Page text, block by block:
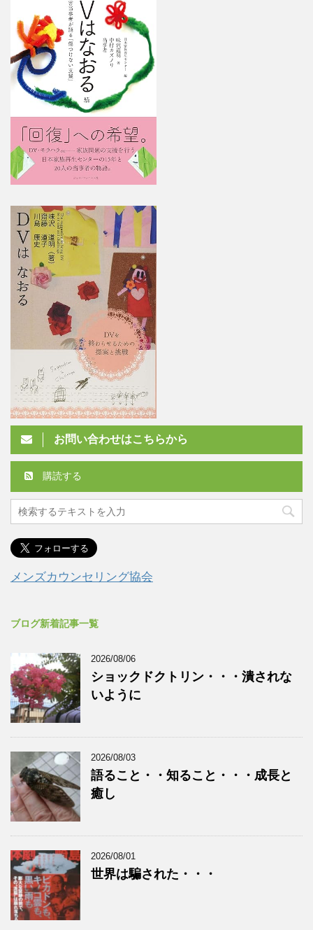
お問い合わせはこちらから
購読する
メンズカウンセリング協会
ブログ新着記事一覧
2026/08/06
ショックドクトリン・・・潰されな
いように
2026/08/03
語ること・・知ること・・・成長と
癒し
2026/08/01
世界は騙された・・・